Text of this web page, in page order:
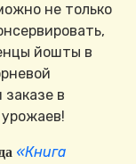
не только
йошты в
в
«Книга